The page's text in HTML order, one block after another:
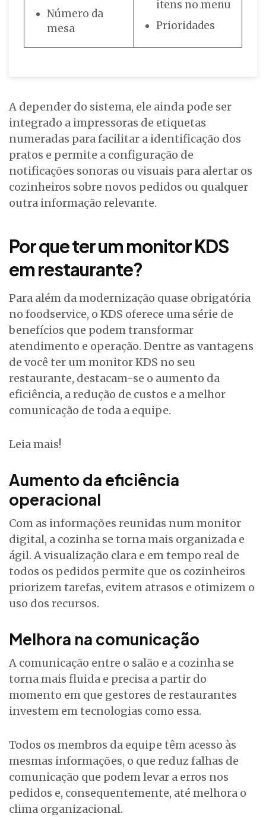
Número da
mesa
itens no menu
Prioridades
A depender do sistema, ele ainda pode ser
integrado a impressoras de etiquetas
numeradas para facilitar a identificação dos
pratos e permite a configuração de
notificações sonoras ou visuais para alertar os
cozinheiros sobre novos pedidos ou qualquer
outra informação relevante.
Por que ter um monitor KDS
em restaurante?
Para além da modernização quase obrigatória
no foodservice, o KDS oferece uma série de
benefícios que podem transformar
atendimento e operação. Dentre as vantagens
de você ter um monitor KDS no seu
restaurante, destacam-se o aumento da
eficiência, a redução de custos e a melhor
comunicação de toda a equipe.
Leia mais!
Aumento da eficiência
operacional
Com as informações reunidas num monitor
digital, a cozinha se torna mais organizada e
ágil. A visualização clara e em tempo real de
todos os pedidos permite que os cozinheiros
priorizem tarefas, evitem atrasos e otimizem o
uso dos recursos.
Melhora na comunicação
A comunicação entre o salão e a cozinha se
torna mais fluida e precisa a partir do
momento em que gestores de restaurantes
investem em tecnologias como essa.
Todos os membros da equipe têm acesso às
mesmas informações, o que reduz falhas de
comunicação que podem levar a erros nos
pedidos e, consequentemente, até melhora o
clima organizacional.